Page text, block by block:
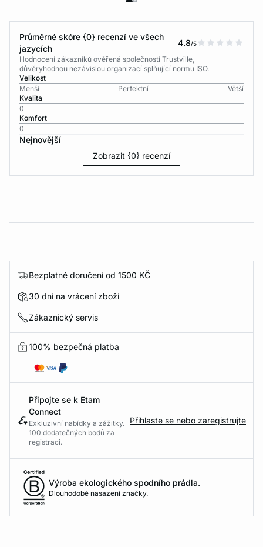
Průměrné skóre {0} recenzí ve všech
jazycích
4.8/5
Hodnocení zákazníků ověřená společností Trustville,
důvěryhodnou nezávislou organizací splňující normu ISO.
Velikost
Menší
Perfektní
Větší
Kvalita
0
Komfort
0
Nejnovější
Zobrazit {0} recenzí
Bezplatné doručení od 1500 KČ
30 dní na vrácení zboží
Zákaznický servis
100% bezpečná platba
Připojte se k Etam
Connect
Exkluzivní nabídky a zážitky.
100 dodatečných bodů za
registraci.
Přihlaste se nebo zaregistrujte
Výroba ekologického spodního prádla.
Dlouhodobé nasazení značky.